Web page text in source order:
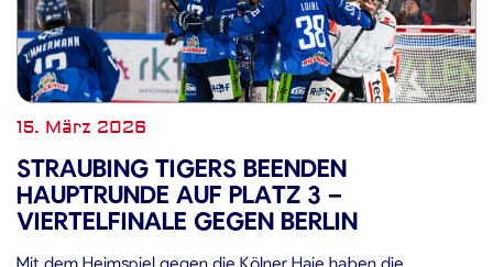
15. März 2026
STRAUBING TIGERS BEENDEN
HAUPTRUNDE AUF PLATZ 3 –
VIERTELFINALE GEGEN BERLIN
Mit dem Heimspiel gegen die Kölner Haie haben die